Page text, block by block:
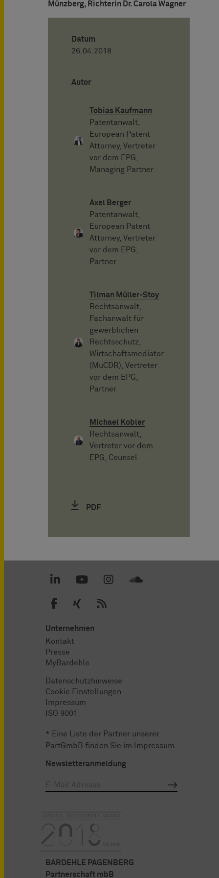
Münzberg, Richterin Dr. Carola Wagner
Datum
26.04.2018
Autor
Tobias Kaufmann
Patentanwalt,
European Patent
Attorney, Vertreter
vor dem EPG,
Managing Partner
Axel Berger
Patentanwalt,
European Patent
Attorney, Vertreter
vor dem EPG,
Partner
Tilman Müller-Stoy
Rechtsanwalt,
Fachanwalt für
gewerblichen
Rechtsschutz,
Wirtschaftsmediator
(MuCDR), Vertreter
vor dem EPG,
Partner
Michael Kobler
Rechtsanwalt,
Vertreter vor dem
EPG, Counsel
PDF
Unternehmen
Kontakt
Presse
MyBardehle
Datenschutzhinweise
Cookie Einstellungen
Impressum
ISO 9001
* Eine Liste der Partner unserer
PartGmbB finden Sie im
Impressum
Newsletteranmeldung
BARDEHLE PAGENBERG
Partnerschaft mbB